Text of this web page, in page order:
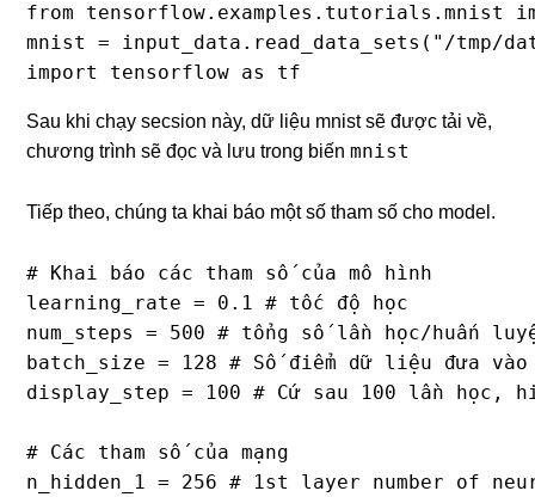
from tensorflow.examples.tutorials.mnist
mnist = input_data.read_data_sets("/tmp/
import tensorflow as tf
Sau khi chạy secsion này, dữ liệu mnist sẽ được tải về,
chương trình sẽ đọc và lưu trong biếnmnist
Tiếp theo, chúng ta khai báo một số tham số cho model.
# Khai báo các tham số của mô hình
learning_rate = 0.1 # tốc độ học
num_steps = 500 # tổng số lần học/huấn
batch_size = 128 # Số điểm dữ liệu đưa
display_step = 100 # Cứ sau 100 lần học,
# Các tham số của mạng
n_hidden_1 = 256 # 1st layer number of